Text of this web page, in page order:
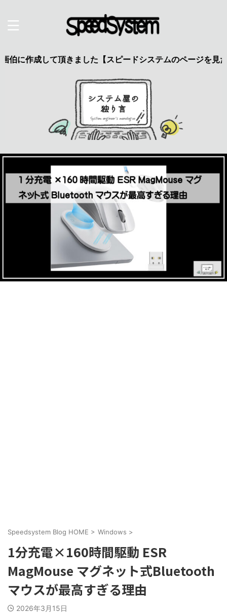
きました【スピードシステムのページを見た】で特典あ
Speedsystem Blog HOME > Windows >
1分充電×160時間駆動 ESR
MagMouse マグネット式Bluetooth
マウスが最高すぎる理由
2026年3月15日